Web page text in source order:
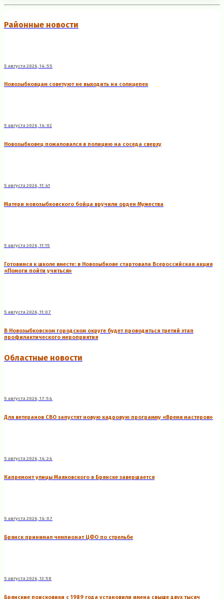
Районные новости
5 августа 2026, 14:55
Новозыбковцам советуют не выходить на солнцепек
5 августа 2026, 14:02
Новозыбковец пожаловался в полицию на соседа сверху
5 августа 2026, 11:41
Матери новозыбковского бойца вручили орден Мужества
5 августа 2026, 11:15
Готовимся к школе вместе: в Новозыбкове стартовала Всероссийская акция
«Помоги пойти учиться»
5 августа 2026, 11:07
В Новозыбковском городском округе будет проводиться третий этап
профилактического мероприятия
Областные новости
5 августа 2026, 17:54
Для ветеранов СВО запустят новую кадровую программу «Время мастеров»
5 августа 2026, 14:24
Капремонт улицы Маяковского в Брянске завершается
5 августа 2026, 14:07
Брянск принимал чемпионат ЦФО по стрельбе
5 августа 2026, 13:58
Брянские поисковики с 1989 года установили имена свыше двух тысяч